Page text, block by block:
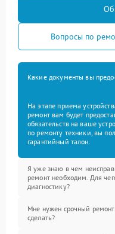
Вопросы по
Какие документы вы
На этапе приема
ремонт вам будет
обязательств на ваше
по ремонту техники, вы
гарантийный талон.
Я уже знаю в чем
ремонт необходим. Для
диагностику?
Мне нужен срочный
сделать?